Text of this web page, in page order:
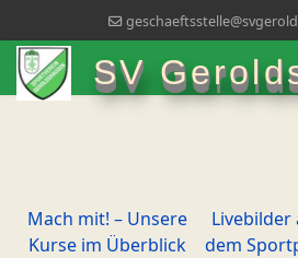
SV
Mach mit! – Unsere
Kurse im Überblick
Livebilder
dem